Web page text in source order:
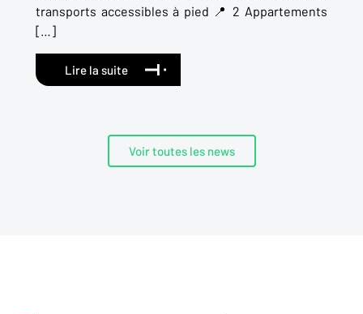
transports accessibles à pied 📍 2 Appartements
[…]
Lire la suite
Voir toutes les news